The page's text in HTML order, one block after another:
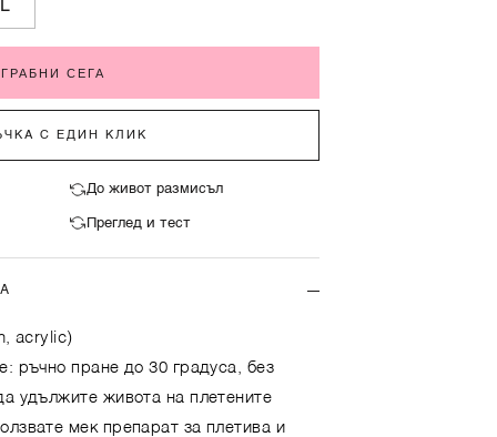
L
ГРАБНИ СЕГА
С ЕДИН КЛИК
До живот размисъл
Преглед и тест
acrylic)
ръчно пране до 30 градуса, без
удължите живота на плетените
мек препарат за плетива и